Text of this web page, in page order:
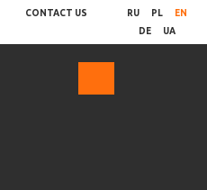
CONTACT US RU PL
EN
DE
UA